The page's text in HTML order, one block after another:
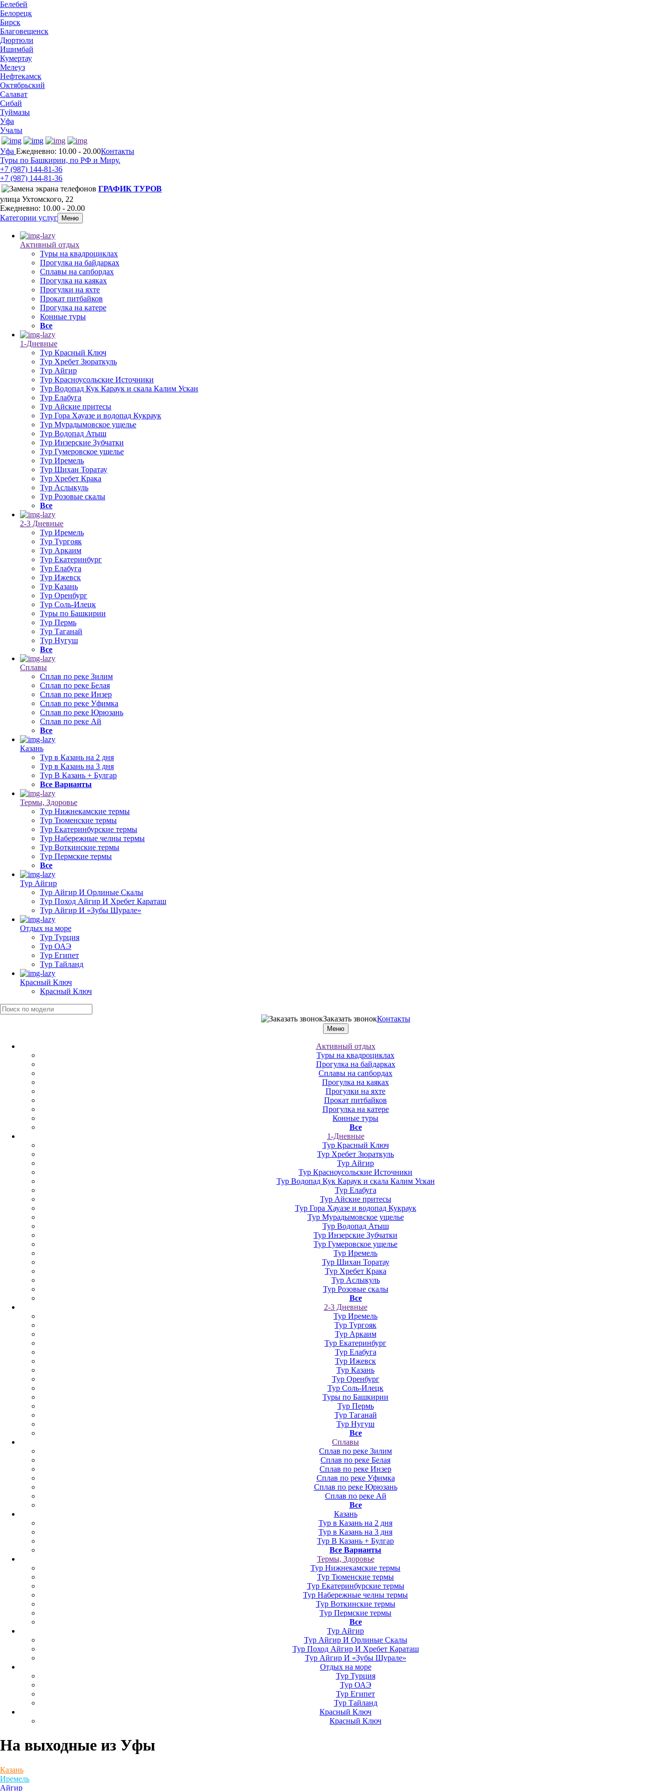
Белебей
Белорецк
Бирск
Благовещенск
Дюртюли
Ишимбай
Кумертау
Мелеуз
Нефтекамск
Октябрьский
Салават
Сибай
Туймазы
Уфа
Учалы
Уфа Ежедневно: 10.00 - 20.00Контакты
Туры по Башкирии, по РФ и Миру.
+7 (987) 144-81-36
+7 (987) 144-81-36
ГРАФИК ТУРОВ
улица Ухтомского, 22
Ежедневно: 10.00 - 20.00
Категории услуг
Меню
Активный отдых
Туры на квадроциклах
Прогулка на байдарках
Сплавы на сапбордах
Прогулка на каяках
Прогулки на яхте
Прокат питбайков
Прогулка на катере
Конные туры
Все
1-Дневные
Тур Красный Ключ
Тур Хребет Зюраткуль
Тур Айгир
Тур Красноусольские Источники
Тур Водопад Кук Караук и скала Калим Ускан
Тур Елабуга
Тур Айские притесы
Тур Гора Хауазе и водопад Кукраук
Тур Мурадымовское ущелье
Тур Водопад Атыш
Тур Инзерские Зубчатки
Тур Гумеровское ущелье
Тур Иремель
Тур Шихан Торатау
Тур Хребет Крака
Тур Аслыкуль
Тур Розовые скалы
Все
2-3 Дневные
Тур Иремель
Тур Тургояк
Тур Аркаим
Тур Екатеринбург
Тур Елабуга
Тур Ижевск
Тур Казань
Тур Оренбург
Тур Соль-Илецк
Туры по Башкирии
Тур Пермь
Тур Таганай
Тур Нугуш
Все
Сплавы
Сплав по реке Зилим
Сплав по реке Белая
Сплав по реке Инзер
Сплав по реке Уфимка
Сплав по реке Юрюзань
Сплав по реке Ай
Все
Казань
Тур в Казань на 2 дня
Тур в Казань на 3 дня
Тур В Казань + Булгар
Все Варианты
Термы, Здоровье
Тур Нижнекамские термы
Тур Тюменские термы
Тур Екатеринбурские термы
Тур Набережные челны термы
Тур Воткинские термы
Тур Пермские термы
Все
Тур Айгир
Тур Айгир И Орлиные Скалы
Тур Поход Айгир И Хребет Караташ
Тур Айгир И «Зубы Шурале»
Отдых на море
Тур Турция
Тур ОАЭ
Тур Египет
Тур Тайланд
Красный Ключ
Красный Ключ
Заказать звонокКонтакты
Меню
Активный отдых
Туры на квадроциклах
Прогулка на байдарках
Сплавы на сапбордах
Прогулка на каяках
Прогулки на яхте
Прокат питбайков
Прогулка на катере
Конные туры
Все
1-Дневные
Тур Красный Ключ
Тур Хребет Зюраткуль
Тур Айгир
Тур Красноусольские Источники
Тур Водопад Кук Караук и скала Калим Ускан
Тур Елабуга
Тур Айские притесы
Тур Гора Хауазе и водопад Кукраук
Тур Мурадымовское ущелье
Тур Водопад Атыш
Тур Инзерские Зубчатки
Тур Гумеровское ущелье
Тур Иремель
Тур Шихан Торатау
Тур Хребет Крака
Тур Аслыкуль
Тур Розовые скалы
Все
2-3 Дневные
Тур Иремель
Тур Тургояк
Тур Аркаим
Тур Екатеринбург
Тур Елабуга
Тур Ижевск
Тур Казань
Тур Оренбург
Тур Соль-Илецк
Туры по Башкирии
Тур Пермь
Тур Таганай
Тур Нугуш
Все
Сплавы
Сплав по реке Зилим
Сплав по реке Белая
Сплав по реке Инзер
Сплав по реке Уфимка
Сплав по реке Юрюзань
Сплав по реке Ай
Все
Казань
Тур в Казань на 2 дня
Тур в Казань на 3 дня
Тур В Казань + Булгар
Все Варианты
Термы, Здоровье
Тур Нижнекамские термы
Тур Тюменские термы
Тур Екатеринбурские термы
Тур Набережные челны термы
Тур Воткинские термы
Тур Пермские термы
Все
Тур Айгир
Тур Айгир И Орлиные Скалы
Тур Поход Айгир И Хребет Караташ
Тур Айгир И «Зубы Шурале»
Отдых на море
Тур Турция
Тур ОАЭ
Тур Египет
Тур Тайланд
Красный Ключ
Красный Ключ
На выходные из Уфы
Казань
Иремель
Айгир